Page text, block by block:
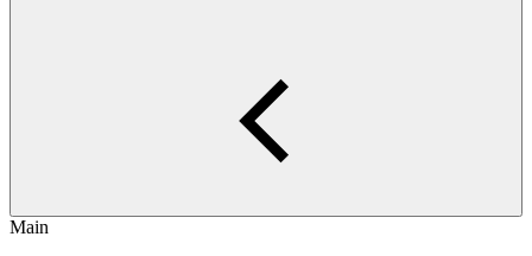
Main